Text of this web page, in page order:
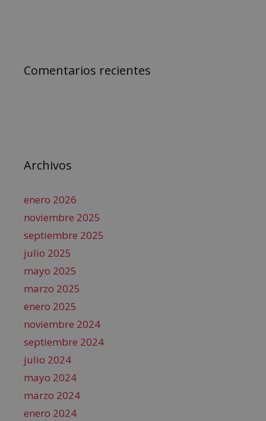
Comentarios recientes
Archivos
enero 2026
noviembre 2025
septiembre 2025
julio 2025
mayo 2025
marzo 2025
enero 2025
noviembre 2024
septiembre 2024
julio 2024
mayo 2024
marzo 2024
enero 2024